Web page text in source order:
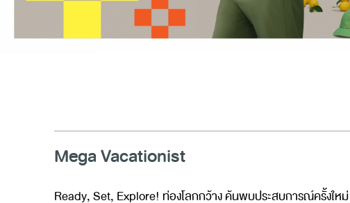
Mega Vacationist
Ready, Set, Explore! ท่องโลกกว้าง ค้นพบประสบการณ์ครั้งใหม่